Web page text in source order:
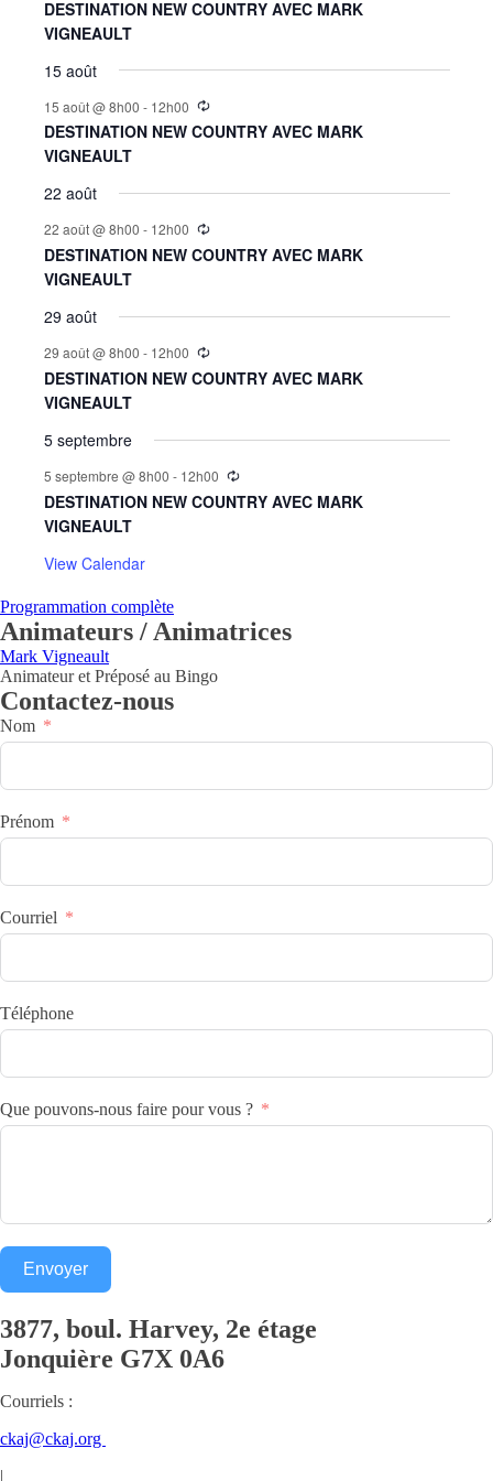
DESTINATION NEW COUNTRY AVEC MARK
VIGNEAULT
15 août
15 août @ 8h00 - 12h00
DESTINATION NEW COUNTRY AVEC MARK
VIGNEAULT
22 août
22 août @ 8h00 - 12h00
DESTINATION NEW COUNTRY AVEC MARK
VIGNEAULT
29 août
29 août @ 8h00 - 12h00
DESTINATION NEW COUNTRY AVEC MARK
VIGNEAULT
5 septembre
5 septembre @ 8h00 - 12h00
DESTINATION NEW COUNTRY AVEC MARK
VIGNEAULT
View Calendar
Programmation complète
Animateurs / Animatrices
Mark Vigneault
Animateur et Préposé au Bingo
Contactez-nous
Nom
Prénom
Courriel
Téléphone
Que pouvons-nous faire pour vous ?
Envoyer
3877, boul. Harvey, 2e étage
Jonquière G7X 0A6
Courriels :
ckaj@ckaj.org
|